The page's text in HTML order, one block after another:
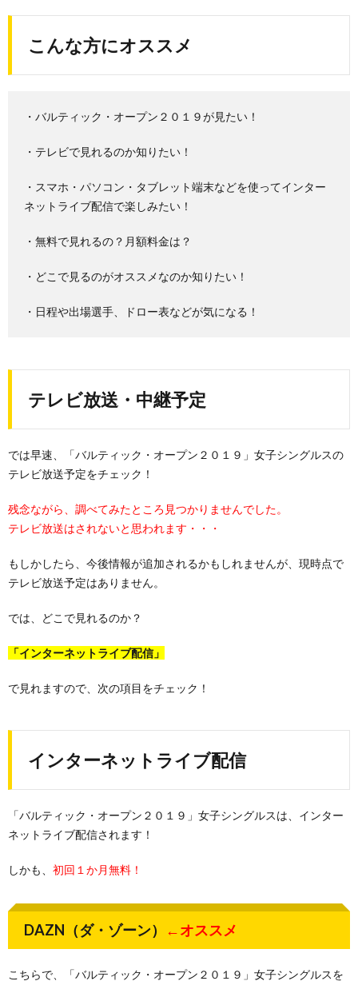
こんな方にオススメ
・バルティック・オープン２０１９が見たい！
・テレビで見れるのか知りたい！
・スマホ・パソコン・タブレット端末などを使ってインター
ネットライブ配信で楽しみたい！
・無料で見れるの？月額料金は？
・どこで見るのがオススメなのか知りたい！
・日程や出場選手、ドロー表などが気になる！
テレビ放送・中継予定
では早速、「バルティック・オープン２０１９」女子シングルスの
テレビ放送予定をチェック！
残念ながら、調べてみたところ見つかりませんでした。
テレビ放送はされないと思われます・・・
もしかしたら、今後情報が追加されるかもしれませんが、現時点で
テレビ放送予定はありません。
では、どこで見れるのか？
「インターネットライブ配信」
で見れますので、次の項目をチェック！
インターネットライブ配信
「バルティック・オープン２０１９」女子シングルスは、インター
ネットライブ配信されます！
しかも、 初回１か月無料！
DAZN（ダ・ゾーン） ←オススメ
こちらで、「バルティック・オープン２０１９」女子シングルスを